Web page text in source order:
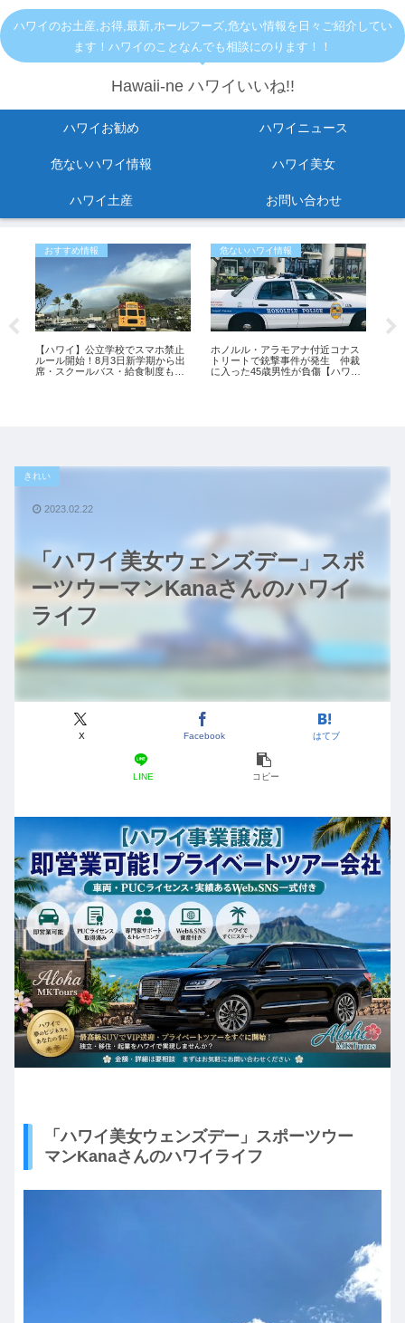
ハワイのお土産,お得,最新,ホールフーズ,危ない情報を日々ご紹介してい
ます！ハワイのことなんでも相談にのります！！
Hawaii-ne ハワイいいね!!
ハワイお勧め ハワイニュース
危ないハワイ情報 ハワイ美女
ハワイ土産 お問い合わせ
おすすめ情報
【ハワイ】公立学校でスマホ禁止
ルール開始！8月3日新学期から出
席・スクールバス・給食制度も変
危ないハワイ情報
ホノルル・アラモアナ付近コナス
トリートで銃撃事件が発生 仲裁
に入った45歳男性が負傷【ハワイ
「ハワイ美女ウェンズデー」スポ
ーツウーマンKanaさんのハワイ
ライフ
きれい
X Facebook はてブ
LINE コピー
2023.02.22
「ハワイ美女ウェンズデー」スポーツウー
マンKanaさんのハワイライフ